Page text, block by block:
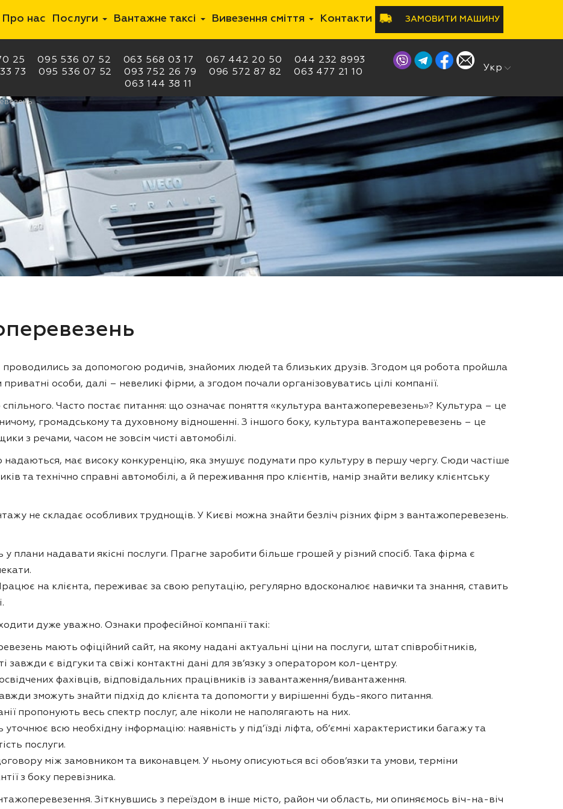
Про нас Послуги Вантажне таксі Вивезення сміття Контакти ЗАМОВИТИ МАШИНУ
25 095 536 07 52 063 568 03 17 067 442 20 50
044 232 8993
73
095 536 07 52 093 752 26 79 096 572 87 82
063 477 21 10
063 144 38 11
Рус
Укр
проводились за допомогою родичів, знайомих людей та близьких друзів. Згодом ця робота пройшла
особи, далі – невеликі фірми, а згодом почали організовуватись цілі компанії.
Часто постає питання: що означає поняття «культура вантажоперевезень»? Культура – це
громадському та духовному відношенні. З іншого боку, культура вантажоперевезень – це
з речами, часом не зовсім чисті автомобілі.
надаються, має високу конкуренцію, яка змушує подумати про культуру в першу чергу. Сюди частіше
та технічно справні автомобілі, а й переживання про клієнтів, намір знайти велику клієнтську
не складає особливих труднощів. У Києві можна знайти безліч різних фірм з вантажоперевезень.
плани надавати якісні послуги. Прагне заробити більше грошей у різний спосіб. Така фірма є
Працює на клієнта, переживає за свою репутацію, регулярно вдосконалює навички та знання, ставить
дуже уважно. Ознаки професійної компанії такі:
мають офіційний сайт, на якому надані актуальні ціни на послуги, штат співробітників,
є відгуки та свіжі контактні дані для зв’язку з оператором кол-центру.
фахівців, відповідальних працівників із завантаження/вивантаження.
зможуть знайти підхід до клієнта та допомогти у вирішенні будь-якого питання.
пропонують весь спектр послуг, але ніколи не наполягають на них.
уточнює всю необхідну інформацію: наявність у під’їзді ліфта, об’ємні характеристики багажу та
послуги.
між замовником та виконавцем. У ньому описуються всі обов’язки та умови, терміни
з боку перевізника.
Зіткнувшись з переїздом в інше місто, район чи область, ми опиняємось віч-на-віч